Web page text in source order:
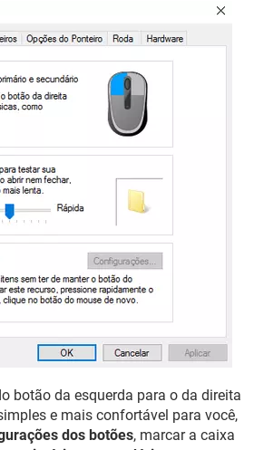
botão da esquerda para o da direita
e mais confortável para você,
dos botões, marcar a caixa